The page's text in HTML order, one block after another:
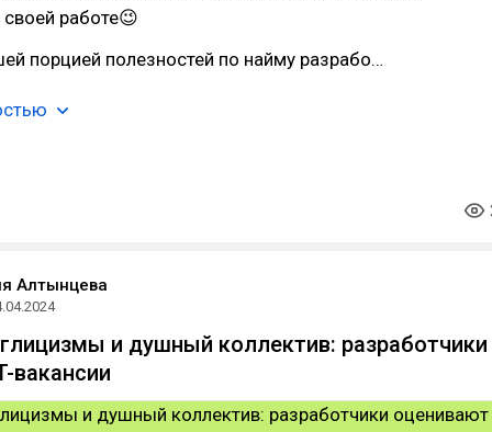
работе😉
порцией полезностей по найму разрабо…
Алтынцева
и душный коллектив: разработчики
вакансии